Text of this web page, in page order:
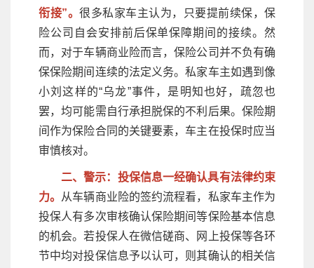
衔接”。 很多私家车主认为，只要提前续保，保
险公司自会安排前后保单保障期间的接续。然
而，对于车辆商业险而言，保险公司并不负有确
保保险期间连续的法定义务。私家车主如遇到像
小刘这样的“乌龙”事件，是明知也好，疏忽也
罢，均可能需自行承担脱保的不利后果。保险期
间作为保险合同的关键要素，车主在投保时应当
审慎核对。
二、警示：投保信息一经确认具有法律约束
力。
从车辆商业险的签约流程看，私家车主作为
投保人有多次审核确认保险期间等保险基本信息
的机会。若投保人在微信磋商、网上投保等各环
节中均对投保信息予以认可，则其确认的相关信